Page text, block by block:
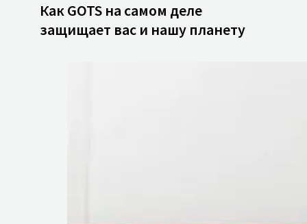
Как GOTS на самом деле
защищает вас и нашу планету